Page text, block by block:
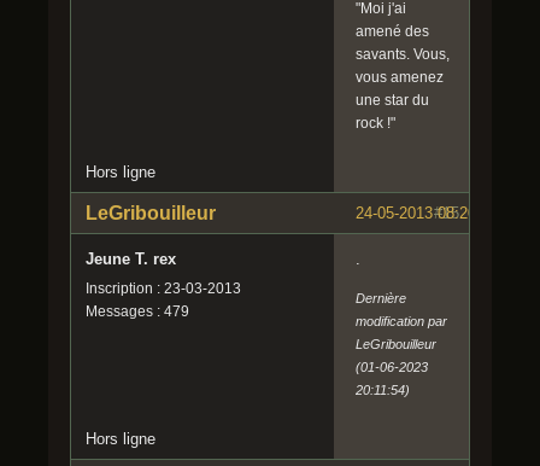
"Moi j'ai
amené des
savants. Vous,
vous amenez
une star du
rock !"
Hors ligne
#15
24-05-2013 08:20:58
LeGribouilleur
Jeune T. rex
Inscription : 23-03-2013
Messages : 479
.
Dernière
modification par
LeGribouilleur
(01-06-2023
20:11:54)
Hors ligne